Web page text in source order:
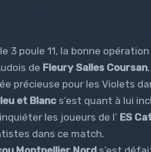
3 poule 11, la bonne
de Fleury Salles Coursan
précieuse pour les Violets
et Blanc s’est quant à lui
les joueurs de l’ ES
dans ce match.